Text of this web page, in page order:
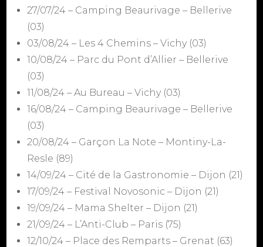
27/07/24 – Camping Beaurivage – Bellerive
(03)
03/08/24 – Les 4 Chemins – Vichy (03)
10/08/24 – Parc du Pont d’Allier – Bellerive
(03)
11/08/24 – Au Bureau – Vichy (03)
16/08/24 – Camping Beaurivage – Bellerive
(03)
20/08/24 – Garçon La Note – Montiny-La-
Resle (89)
14/09/24 – Cité de la Gastronomie – Dijon (21)
17/09/24 – Festival Novosonic – Dijon (21)
19/09/24 – Mama Shelter – Dijon (21)
21/09/24 – L’Anti-Club – Paris (75)
12/10/24 – Place des Remparts – Grenat (63)